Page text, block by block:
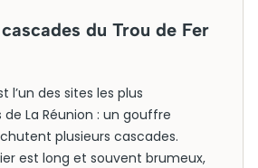
du Trou de Fer
l’un des sites les plus
La Réunion : un gouffre
plusieurs cascades.
est long et souvent brumeux,